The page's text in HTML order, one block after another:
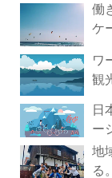
働
ケ
ワ
観
日
ー
地
る